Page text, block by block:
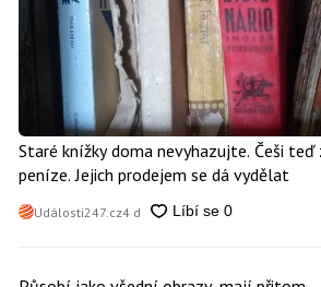
Staré knížky doma nevyhazujte. Češi
peníze. Jejich prodejem se dá vydělat
Události247.cz4 d